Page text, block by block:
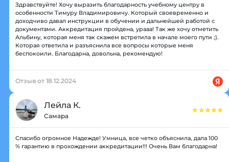
Здравствуйте! Хочу выразить благодарность учебному центру в
особенности Тимуру Владимировичу. Который своевременно и
доходчиво давал инструкции в обучении и дальнейшей работой с
документами. Аккредитация пройдена, урааа! Так же хочу отметить
Альбину, которая меня так скажем встретила в начале моего пути ;).
Которая ответила и разъяснила все вопросы которые меня
беспокоили. Благодарна, довольна, рекомендую!
Отзыв от 18.12.2024
Лейла К.
Самара
Спасибо огромное Надежде! Умница, все четко объяснила, дала 100
% гарантию в прохождении аккредитации!!! Очень Вам благодарна!